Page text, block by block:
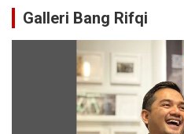
Galleri Bang Rifqi